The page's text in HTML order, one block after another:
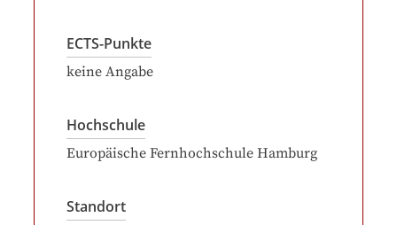
ECTS-Punkte
keine Angabe
Hochschule
Europäische Fernhochschule Hamburg
Standort